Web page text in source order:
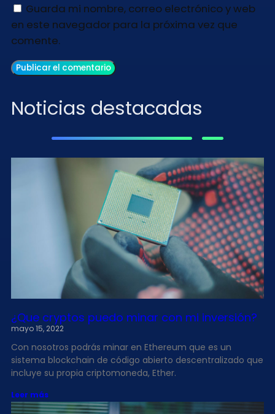
Guarda mi nombre, correo electrónico y web
en este navegador para la próxima vez que
comente.
Noticias destacadas
¿Que cryptos puedo minar con mi inversión?
mayo 15, 2022
Con nosotros podrás minar en Ethereum que es un
sistema blockchain de código abierto descentralizado que
incluye su propia criptomoneda, Ether.
Leer más